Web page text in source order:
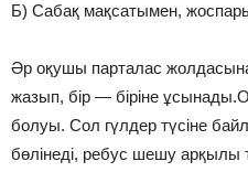
Б) Сабақ мақсатымен,
Әр оқушы парталас
жазып, бір — біріне
болуы. Сол гүлдер түсіне
бөлінеді, ребус шешу арқылы